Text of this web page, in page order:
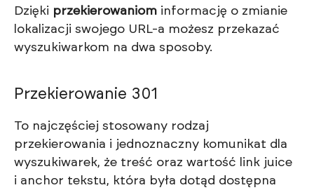
Dzięki przekierowaniom informację o zmianie
lokalizacji swojego URL-a możesz przekazać
wyszukiwarkom na dwa sposoby.
Przekierowanie 301
To najczęściej stosowany rodzaj
przekierowania i jednoznaczny komunikat dla
wyszukiwarek, że treść oraz wartość link juice
i anchor tekstu, która była dotąd dostępna